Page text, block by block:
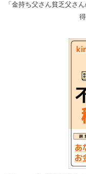
「金持ち父さん貧乏父さ